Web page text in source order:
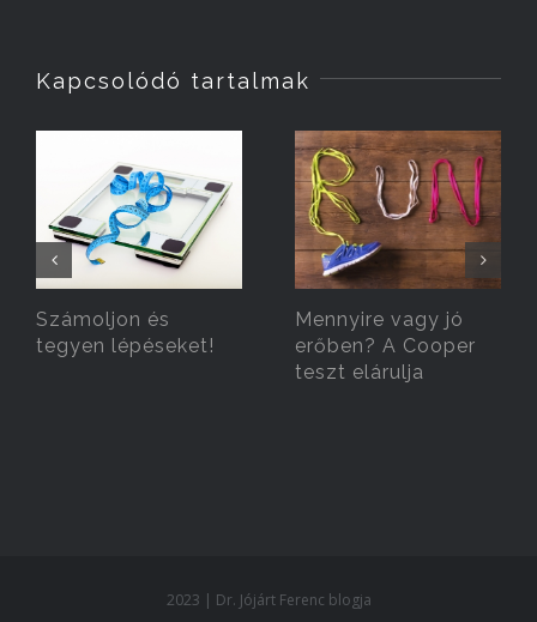
Kapcsolódó tartalmak
Számoljon és
tegyen lépéseket!
Mennyire vagy jó
erőben? A Cooper
teszt elárulja
2023 | Dr. Jójárt Ferenc blogja